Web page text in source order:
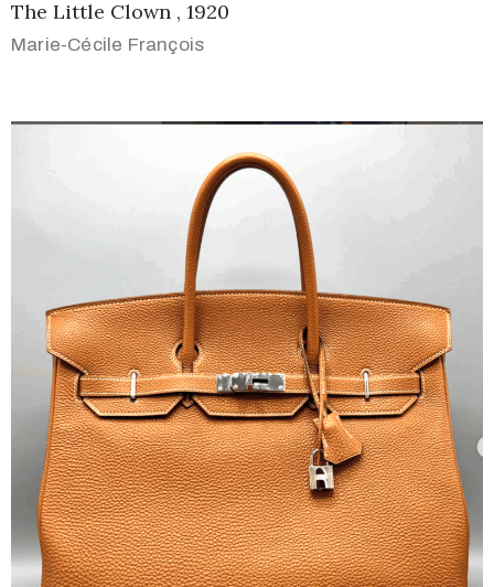
The Little Clown , 1920
Marie-Cécile François